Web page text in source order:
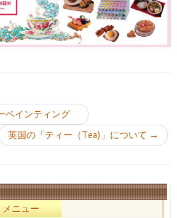
インティング
英国の「ティー（Tea)」について →
ニュー